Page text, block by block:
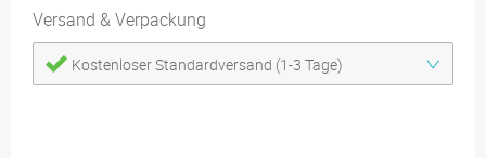
Versand & Verpackung
Kostenloser Standardversand (1-3 Tage)